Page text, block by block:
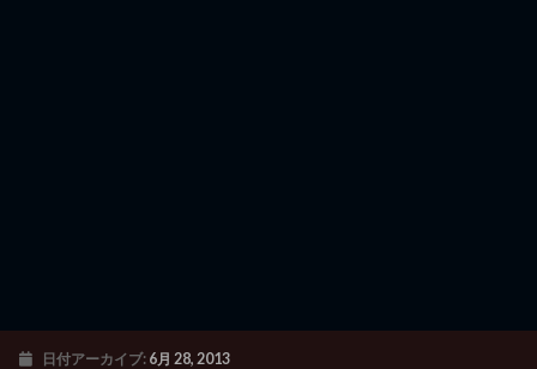
日付アーカイブ: 6月 28, 2013